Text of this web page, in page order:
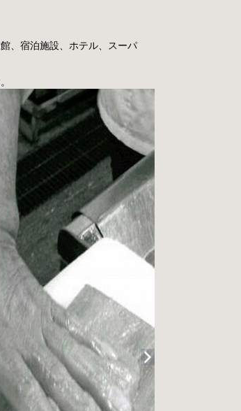
、宿泊施設、ホテル、スーパ